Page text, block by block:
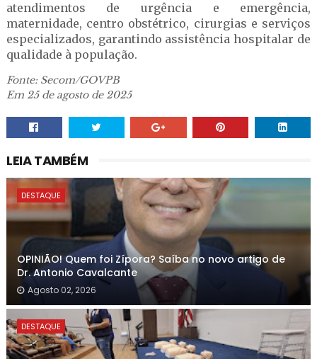
atendimentos de urgência e emergência,
maternidade, centro obstétrico, cirurgias e serviços
especializados, garantindo assistência hospitalar de
qualidade à população.
Fonte: Secom/GOVPB
Em 25 de agosto de 2025
LEIA TAMBÉM
DESTAQUE
OPINIÃO! Quem foi Zípora? Saíba no novo artigo de
Dr. Antonio Cavalcante
Agosto 02, 2026
DESTAQUE